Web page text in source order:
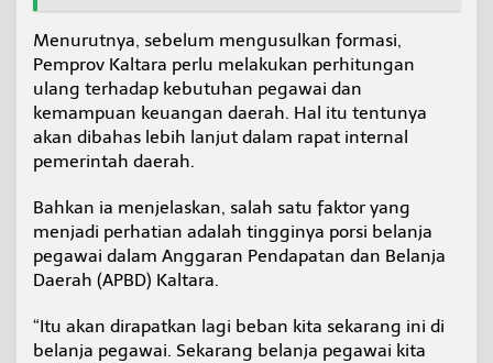
j
k
a
n
Menurutnya, sebelum mengusulkan formasi,
Pemprov Kaltara perlu melakukan perhitungan
ulang terhadap kebutuhan pegawai dan
kemampuan keuangan daerah. Hal itu tentunya
akan dibahas lebih lanjut dalam rapat internal
pemerintah daerah.
Bahkan ia menjelaskan, salah satu faktor yang
menjadi perhatian adalah tingginya porsi belanja
pegawai dalam Anggaran Pendapatan dan Belanja
Daerah (APBD) Kaltara.
“Itu akan dirapatkan lagi beban kita sekarang ini di
belanja pegawai. Sekarang belanja pegawai kita